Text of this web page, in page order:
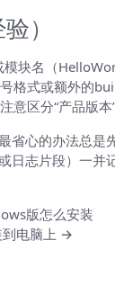
）
块名（
格式或额外的
区分“产品版本
省心的办法总是
日志片段）一
版怎么安装
到电脑上 →